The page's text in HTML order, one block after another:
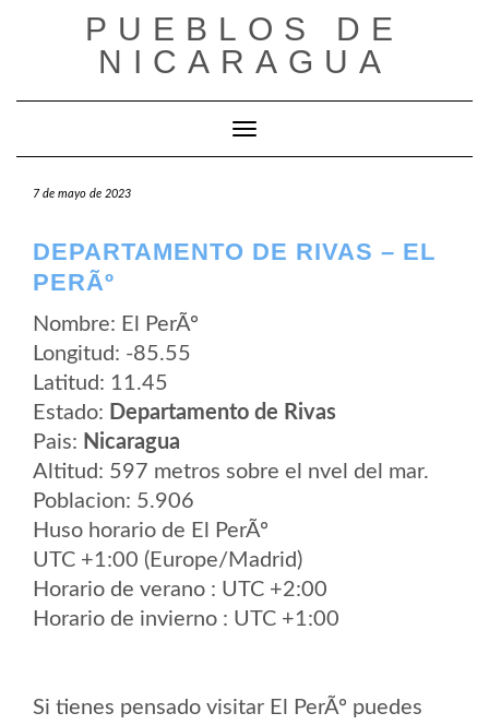
PUEBLOS DE
NICARAGUA
Cambiar modo de navegación
7 de mayo de 2023
DEPARTAMENTO DE RIVAS – EL
PERÃº
Nombre: El PerÃº
Longitud: -85.55
Latitud: 11.45
Estado: Departamento de Rivas
Pais: Nicaragua
Altitud: 597 metros sobre el nvel del mar.
Poblacion: 5.906
Huso horario de El PerÃº
UTC +1:00 (Europe/Madrid)
Horario de verano : UTC +2:00
Horario de invierno : UTC +1:00
Si tienes pensado visitar El PerÃº puedes